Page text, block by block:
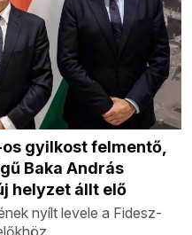
gyilkost felmentő,
Baka András
helyzet állt elő
nyílt levele a Fidesz-